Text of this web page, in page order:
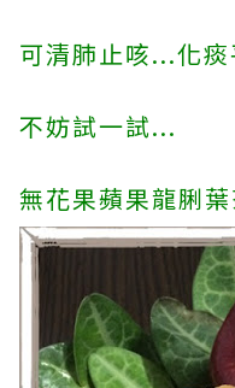
可清肺止咳...化
不妨試一試...
無花果蘋果龍脷